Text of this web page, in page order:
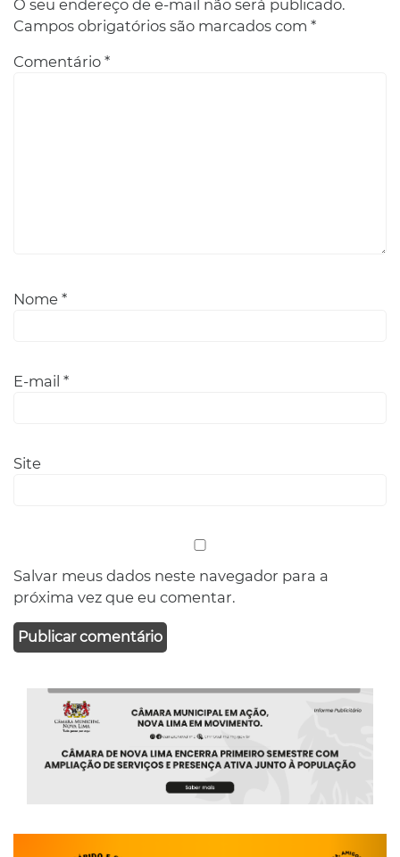
O seu endereço de e-mail não será publicado.
Campos obrigatórios são marcados com *
Comentário *
Nome *
E-mail *
Site
Salvar meus dados neste navegador para a
próxima vez que eu comentar.